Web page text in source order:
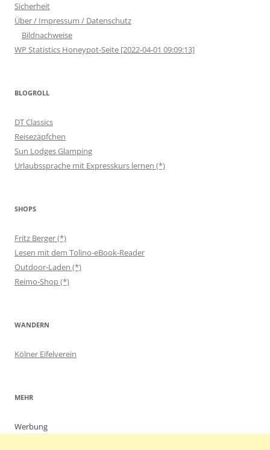
Sicherheit
Über / Impressum / Datenschutz
Bildnachweise
WP Statistics Honeypot-Seite [2022-04-01 09:09:13]
BLOGROLL
DT Classics
Reisezäpfchen
Sun Lodges Glamping
Urlaubssprache mit Expresskurs lernen (*)
SHOPS
Fritz Berger (*)
Lesen mit dem Tolino-eBook-Reader
Outdoor-Laden (*)
Reimo-Shop (*)
WANDERN
Kölner Eifelverein
MEHR
Werbung